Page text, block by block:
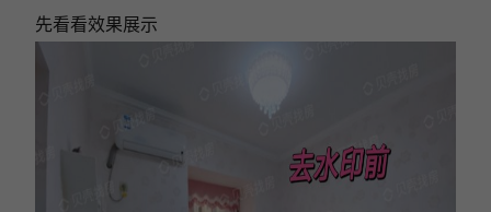
先看看效果展示